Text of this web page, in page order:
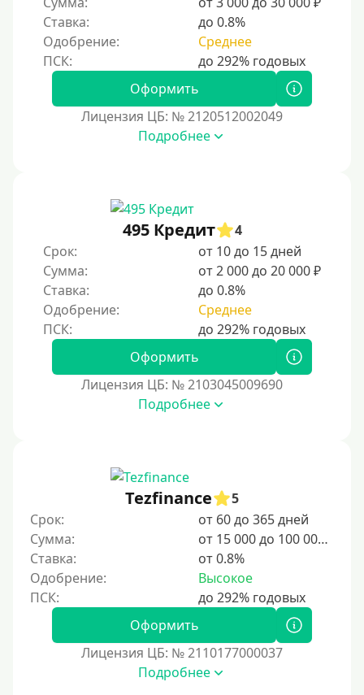
С автоматическим одобрением
Без номера телефона
На телефон
Бесплатно и без обязательной подписки
Без звонков и проверок
Онлайн круглосуточно
На карту круглосуточно
Деньги в долг
В долг на карту
Срок
2 недели
15 дней
20 дней
21 день
На месяц
30 дней без процентов
Ставка:
до 0.8%
Одобрение:
Среднее
Оформить
Лицензия ЦБ: № 2120512002049
Подробнее
495 Кредит
4
Срок:
от 10 до 15 дней
Сумма:
от 2 000 до 20 000 ₽
Ставка:
до 0.8%
Одобрение:
Среднее
Оформить
Лицензия ЦБ: № 2103045009690
Подробнее
Tezfinance
5
Срок:
от 60 до 365 дней
Сумма:
от 15 000 до 100 000 ₽
Ставка:
от 0.8%
Одобрение:
Высокое
Оформить
Лицензия ЦБ: № 2110177000037
Подробнее